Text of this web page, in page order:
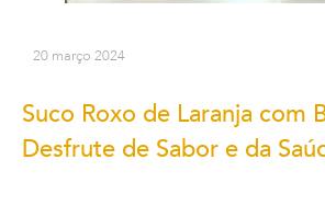
20 março 2024
Suco Roxo de Laranja com
Desfrute de Sabor e da